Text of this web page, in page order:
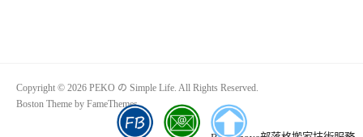
Copyright © 2026 PEKO の Simple Life. All Rights Reserved.
Boston Theme by FameThemes